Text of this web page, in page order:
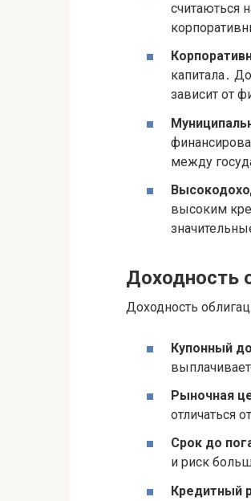
считаються
капитала․
зависит от
между
высоким
Доходность
Доходность
Купонный
Рыночная
отличаться
Срок до
и риск
Кредитный